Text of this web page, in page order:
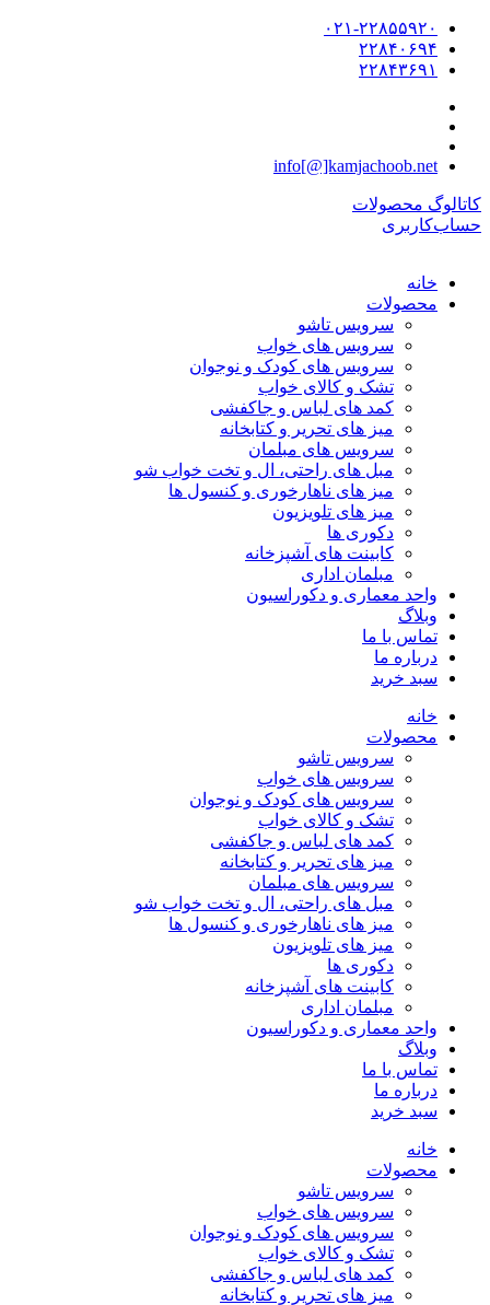
۰۲۱-۲۲۸۵۵۹۲۰
۲۲۸۴۰۶۹۴
۲۲۸۴۳۶۹۱
info[@]kamjachoob.net
کاتالوگ محصولات
حساب‌کاربری
خانه
محصولات
سرویس تاشو
سرویس های خواب
سرویس های کودک و نوجوان
تشک و کالای خواب
کمد های لباس و جاکفشی
میز های تحریر و کتابخانه
سرویس های مبلمان
مبل های راحتی، ال و تخت خواب شو
میز های ناهارخوری و کنسول ها
میز های تلویزیون
دکوری ها
کابینت های آشپزخانه
مبلمان اداری
واحد معماری و دکوراسیون
وبلاگ
تماس با ما
درباره ما
سبد خرید
خانه
محصولات
سرویس تاشو
سرویس های خواب
سرویس های کودک و نوجوان
تشک و کالای خواب
کمد های لباس و جاکفشی
میز های تحریر و کتابخانه
سرویس های مبلمان
مبل های راحتی، ال و تخت خواب شو
میز های ناهارخوری و کنسول ها
میز های تلویزیون
دکوری ها
کابینت های آشپزخانه
مبلمان اداری
واحد معماری و دکوراسیون
وبلاگ
تماس با ما
درباره ما
سبد خرید
خانه
محصولات
سرویس تاشو
سرویس های خواب
سرویس های کودک و نوجوان
تشک و کالای خواب
کمد های لباس و جاکفشی
میز های تحریر و کتابخانه